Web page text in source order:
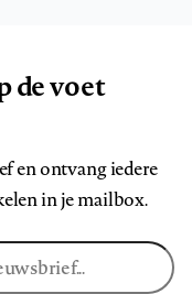
de voet
en ontvang iedere
in je mailbox.